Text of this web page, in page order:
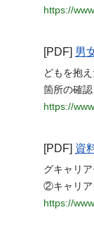
https://
[PDF] 男
どもを抱
箇所の確
https://
[PDF] 資
グキャリ
②キャリア
https://